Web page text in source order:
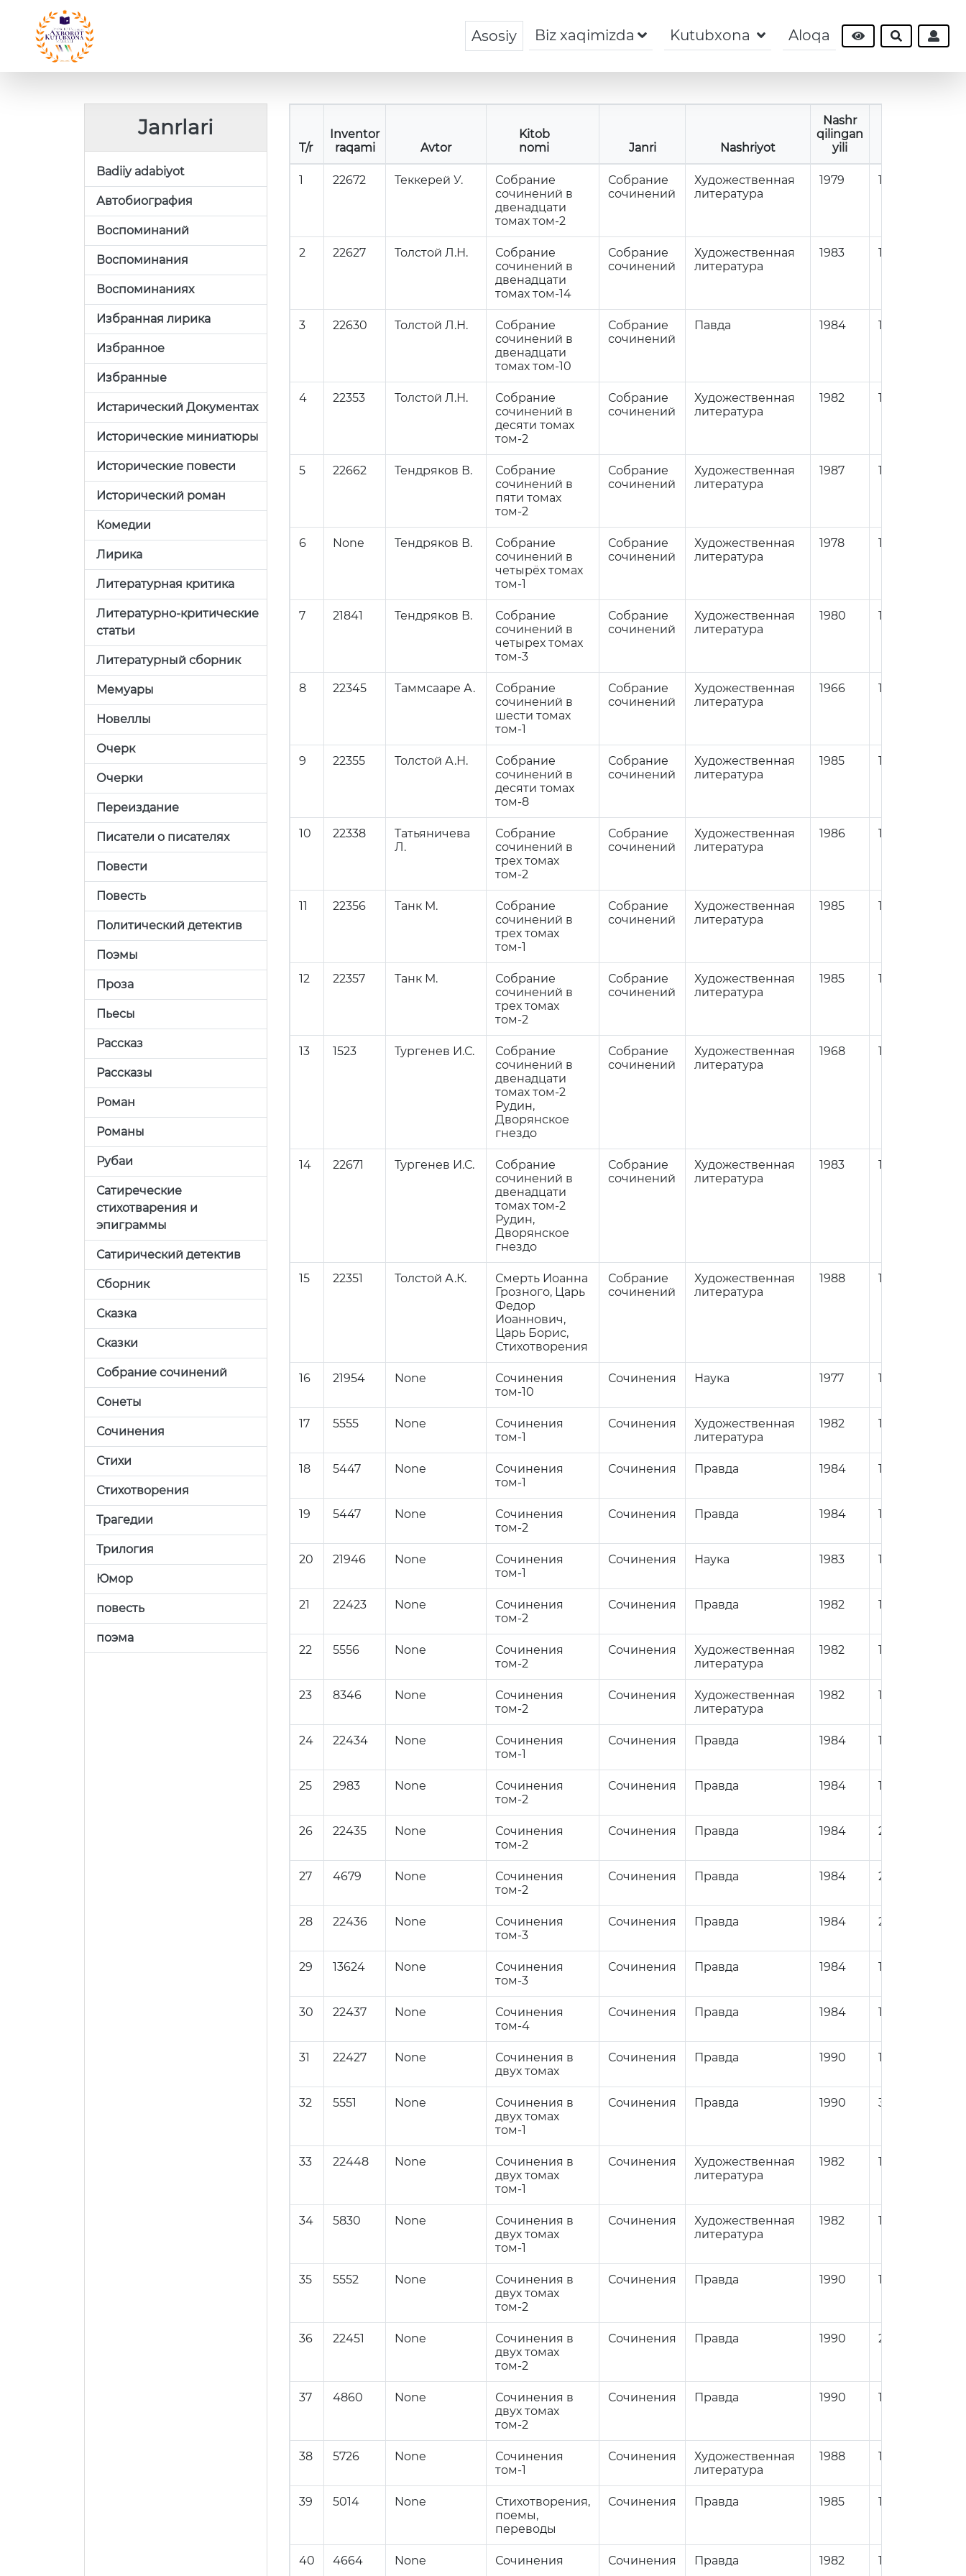
Asosiy Biz xaqimizda Kutubxona Aloqa
Janrlari
Badiiy adabiyot
Автобиография
Воспоминаний
Воспоминания
Воспоминаниях
Избранная лирика
Избранное
Избранные
Истарический Документах
Исторические миниатюры
Исторические повести
Исторический роман
Комедии
Лирика
Литературная критика
Литературно-критические
статьи
Литературный сборник
Мемуары
Новеллы
Очерк
Очерки
Переиздание
Писатели о писателях
Повести
Повесть
Политический детектив
Поэмы
Проза
Пьесы
Рассказ
Рассказы
Роман
Романы
Рубаи
Сатиреческие
стихотварения и
эпиграммы
Сатирический детектив
Сборник
Сказка
Сказки
Собрание сочинений
Сонеты
Сочинения
Стихи
Стихотворения
Трагедии
Трилогия
Юмор
повесть
поэма
T/r
Inventor
raqami
Avtor
Kitob
nomi
Janri Nashriyot
Nashr
qilingan
yili
1 22672 Теккерей У.
Собрание
сочинений в
двенадцати
томах том-2
Собрание
сочинений
Художественная
литература
1979 1
2 22627 Толстой Л.Н.
Собрание
сочинений в
двенадцати
томах том-14
Собрание
сочинений
Художественная
литература
1983 1
3 22630 Толстой Л.Н.
Собрание
сочинений в
двенадцати
томах том-10
Собрание
сочинений
Павда 1984 1
4 22353 Толстой Л.Н.
Собрание
сочинений в
десяти томах
том-2
Собрание
сочинений
Художественная
литература
1982 1
5 22662 Тендряков В.
Собрание
сочинений в
пяти томах
том-2
Собрание
сочинений
Художественная
литература
1987 1
6 None Тендряков В.
Собрание
сочинений в
четырёх томах
том-1
Собрание
сочинений
Художественная
литература
1978 1
7 21841 Тендряков В.
Собрание
сочинений в
четырех томах
том-3
Собрание
сочинений
Художественная
литература
1980 1
8 22345 Таммсааре А.
Собрание
сочинений в
шести томах
том-1
Собрание
сочинений
Художественная
литература
1966 1
9 22355 Толстой А.Н.
Собрание
сочинений в
десяти томах
том-8
Собрание
сочинений
Художественная
литература
1985 1
10 22338
Татьяничева
Л.
Собрание
сочинений в
трех томах
том-2
Собрание
сочинений
Художественная
литература
1986 1
11 22356 Танк М.
Собрание
сочинений в
трех томах
том-1
Собрание
сочинений
Художественная
литература
1985 1
12 22357 Танк М.
Собрание
сочинений в
трех томах
том-2
Собрание
сочинений
Художественная
литература
1985 1
13 1523 Тургенев И.С.
Собрание
сочинений в
двенадцати
томах том-2
Рудин,
Дворянское
гнездо
Собрание
сочинений
Художественная
литература
1968 1
14 22671 Тургенев И.С.
Собрание
сочинений в
двенадцати
томах том-2
Рудин,
Дворянское
гнездо
Собрание
сочинений
Художественная
литература
1983 1
15 22351 Толстой А.К.
Смерть Иоанна
Грозного, Царь
Федор
Иоаннович,
Царь Борис,
Стихотворения
Собрание
сочинений
Художественная
литература
1988 1
16 21954 None
Сочинения
том-10
Сочинения Наука 1977 1
17 5555 None
Сочинения
том-1
Сочинения
Художественная
литература
1982 1
18 5447 None
Сочинения
том-1
Сочинения Правда 1984 1
19 5447 None
Сочинения
том-2
Сочинения Правда 1984 1
20 21946 None
Сочинения
том-1
Сочинения Наука 1983 1
21 22423 None
Сочинения
том-2
Сочинения Правда 1982 1
22 5556 None
Сочинения
том-2
Сочинения
Художественная
литература
1982 1
23 8346 None
Сочинения
том-2
Сочинения
Художественная
литература
1982 1
24 22434 None
Сочинения
том-1
Сочинения Правда 1984 1
25 2983 None
Сочинения
том-2
Сочинения Правда 1984 1
26 22435 None
Сочинения
том-2
Сочинения Правда 1984 2
27 4679 None
Сочинения
том-2
Сочинения Правда 1984 2
28 22436 None
Сочинения
том-3
Сочинения Правда 1984 2
29 13624 None
Сочинения
том-3
Сочинения Правда 1984 1
30 22437 None
Сочинения
том-4
Сочинения Правда 1984 1
31 22427 None
Сочинения в
двух томах
Сочинения Правда 1990 1
32 5551 None
Сочинения в
двух томах
том-1
Сочинения Правда 1990 3
33 22448 None
Сочинения в
двух томах
том-1
Сочинения
Художественная
литература
1982 1
34 5830 None
Сочинения в
двух томах
том-1
Сочинения
Художественная
литература
1982 1
35 5552 None
Сочинения в
двух томах
том-2
Сочинения Правда 1990 1
36 22451 None
Сочинения в
двух томах
том-2
Сочинения Правда 1990 2
37 4860 None
Сочинения в
двух томах
том-2
Сочинения Правда 1990 1
38 5726 None
Сочинения
том-1
Сочинения
Художественная
литература
1988 1
39 5014 None
Стихотворения,
поемы,
переводы
Сочинения Правда 1985 1
40 4664 None Сочинения Сочинения Правда 1982 1